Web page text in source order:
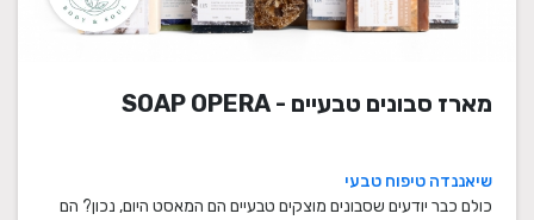
מארז סבונים טבעיים - SOAP OPERA
שיאננדה טיפוח טבעי
כולם כבר יודעים שסבונים מוצקים טבעיים הם המאסט היום, נכון? הם